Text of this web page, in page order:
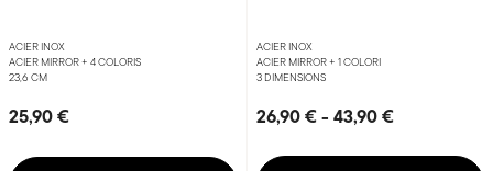
ACIER INOX
ACIER MIRROR + 4 COLORIS
23,6 CM
25,90 €
ACIER INOX
ACIER MIRROR + 1 COLORI
3 DIMENSIONS
26,90 €- 43,90 €